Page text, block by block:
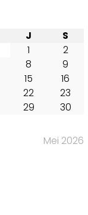
Mei 2026
J
S
1
2
8
9
15
16
22
23
29
30